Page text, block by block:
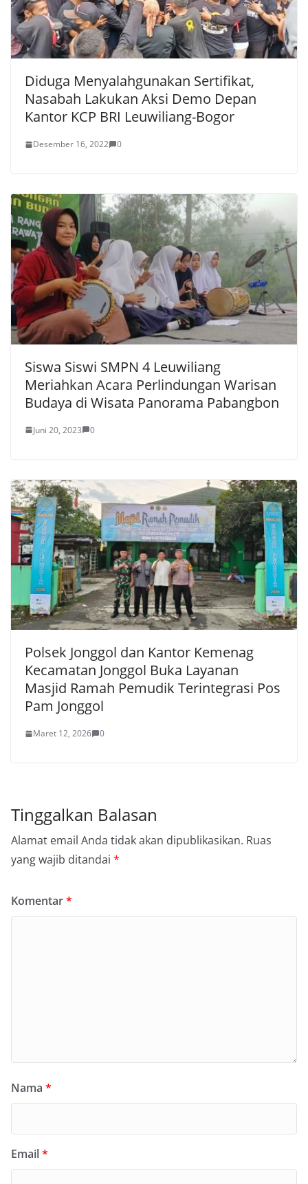
Diduga Menyalahgunakan Sertifikat,
Nasabah Lakukan Aksi Demo Depan
Kantor KCP BRI Leuwiliang-Bogor
Desember 16, 2022 0
Siswa Siswi SMPN 4 Leuwiliang
Meriahkan Acara Perlindungan Warisan
Budaya di Wisata Panorama Pabangbon
Juni 20, 2023 0
Polsek Jonggol dan Kantor Kemenag
Kecamatan Jonggol Buka Layanan
Masjid Ramah Pemudik Terintegrasi Pos
Pam Jonggol
Maret 12, 2026 0
Tinggalkan Balasan
Alamat email Anda tidak akan dipublikasikan. Ruas
yang wajib ditandai *
Komentar*
Nama *
Email*